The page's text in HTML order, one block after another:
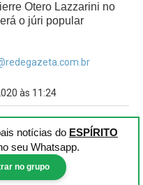
Otero Lazzarini no
o júri popular
às 11:24
notícias do ESPÍRITO
seu Whatsapp.
no grupo